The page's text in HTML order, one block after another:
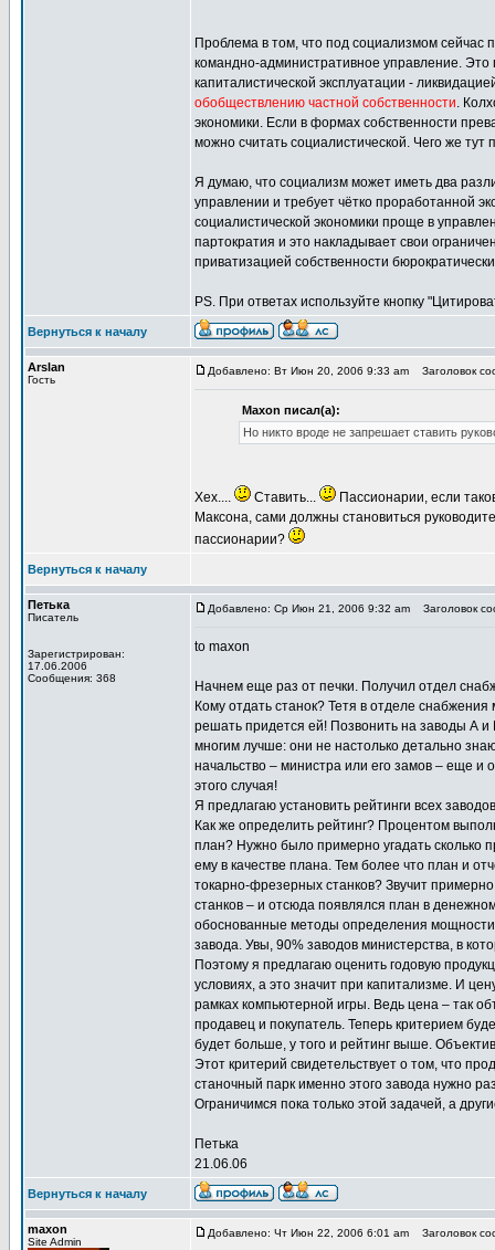
Проблема в том, что под социализмом
командно-административное управление.
капиталистической эксплуатации -
обобществлению частной собственности.
экономики. Если в формах собственности
можно считать социалистической. Чего же тут
Я думаю, что социализм может иметь два
управлении и требует чётко проработанной
социалистической экономики проще в
партократия и это накладывает свои
приватизацией собственности
PS. При ответах используйте кнопку
Вернуться к началу
Arslan
Гость
Добавлено: Вт Июн 20, 2006 9:33 am Заголовок
Maxon писал(а):
Но никто вроде не запрешает ставить
Хех.... Ставить...
Пассионарии, если
Максона, сами должны становиться
пассионарии?
Вернуться к началу
Петька
Писатель
Зарегистрирован:
17.06.2006
Сообщения: 368
Добавлено: Ср Июн 21, 2006 9:32 am Заголовок
to maxon
Начнем еще раз от печки. Получил отдел
Кому отдать станок? Тетя в отделе
решать придется ей! Позвонить на заводы А и
многим лучше: они не настолько детально
начальство – министра или его замов – еще и
этого случая!
Я предлагаю установить рейтинги всех
Как же определить рейтинг? Процентом
план? Нужно было примерно угадать сколько
ему в качестве плана. Тем более что план и
токарно-фрезерных станков? Звучит
станков – и отсюда появлялся план в
обоснованные методы определения мощности
завода. Увы, 90% заводов министерства, в
Поэтому я предлагаю оценить годовую
условиях, а это значит при капитализме. И
рамках компьютерной игры. Ведь цена – так
продавец и покупатель. Теперь критерием
будет больше, у того и рейтинг выше.
Этот критерий свидетельствует о том, что
станочный парк именно этого завода нужно
Ограничимся пока только этой задачей, а
Петька
21.06.06
Вернуться к началу
maxon
Site Admin
Добавлено: Чт Июн 22, 2006 6:01 am Заголовок